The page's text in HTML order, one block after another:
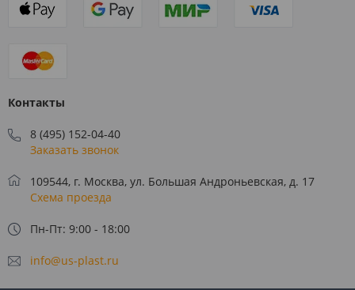
Контакты
8 (495) 152-04-40
Заказать звонок
109544, г. Москва, ул. Большая Андроньевская, д. 17
Схема проезда
Пн-Пт: 9:00 - 18:00
info@us-plast.ru